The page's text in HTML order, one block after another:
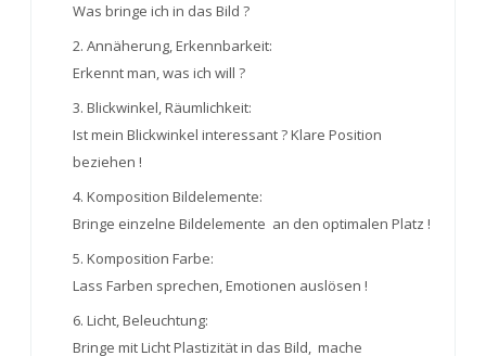
Was bringe ich in das Bild ?
2. Annäherung, Erkennbarkeit:
Erkennt man, was ich will ?
3. Blickwinkel, Räumlichkeit:
Ist mein Blickwinkel interessant ? Klare Position
beziehen !
4. Komposition Bildelemente:
Bringe einzelne Bildelemente an den optimalen Platz !
5. Komposition Farbe:
Lass Farben sprechen, Emotionen auslösen !
6. Licht, Beleuchtung:
Bringe mit Licht Plastizität in das Bild, mache